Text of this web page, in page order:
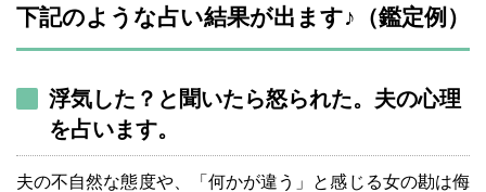
下記のような占い結果が出ます♪（鑑定例）
浮気した？と聞いたら怒られた。夫の心理
を占います。
夫の不自然な態度や、「何かが違う」と感じる女の勘は侮